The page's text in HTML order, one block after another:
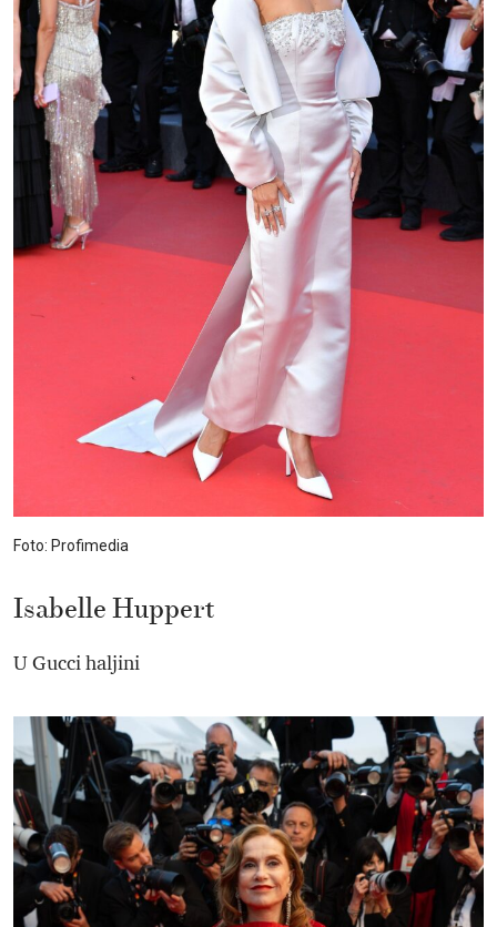
Foto: Profimedia
Isabelle Huppert
U Gucci haljini